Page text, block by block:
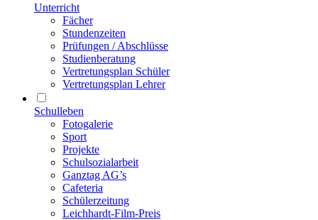
Unterricht
Fächer
Stundenzeiten
Prüfungen / Abschlüsse
Studienberatung
Vertretungsplan Schüler
Vertretungsplan Lehrer
Schulleben
Fotogalerie
Sport
Projekte
Schulsozialarbeit
Ganztag AG’s
Cafeteria
Schülerzeitung
Leichhardt-Film-Preis